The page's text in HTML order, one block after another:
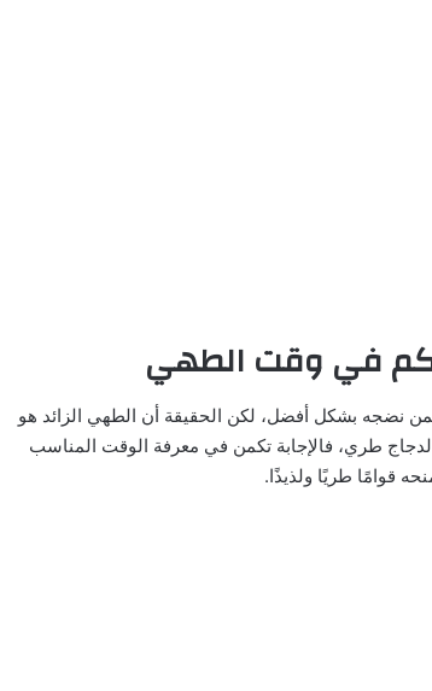
في وقت الطهي
نضجه بشكل أفضل، لكن الحقيقة أن الطهي الزائد هو
طري، فالإجابة تكمن في معرفة الوقت المناسب
قوامًا طريًا ولذيذًا.